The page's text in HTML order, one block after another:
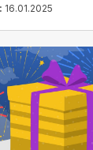
16.01.2025